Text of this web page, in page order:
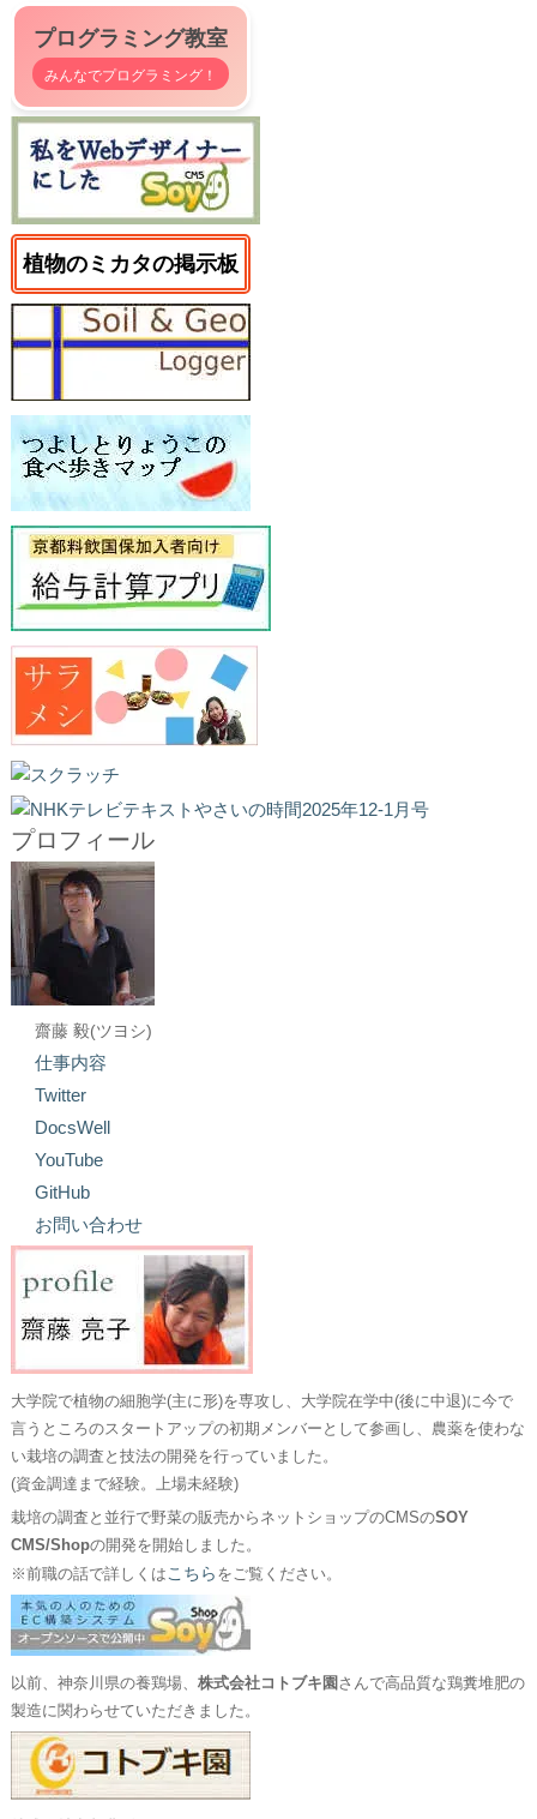
プログラミング教室
みんなでプログラミング！
植物のミカタの掲示板
プロフィール
齋藤 毅(ツヨシ)
仕事内容
Twitter
DocsWell
YouTube
GitHub
お問い合わせ
大学院で植物の細胞学(主に形)を専攻し、大学院在学中(後に中退)に今で
言うところのスタートアップの初期メンバーとして参画し、農薬を使わな
い栽培の調査と技法の開発を行っていました。
(資金調達まで経験。上場未経験)
栽培の調査と並行で野菜の販売からネットショップのCMSのSOY
CMS/Shopの開発を開始しました。
※前職の話で詳しくはこちら をご覧ください。
以前、神奈川県の養鶏場、 株式会社コトブキ園 さんで高品質な鶏糞堆肥の
製造に関わらせていただきました。